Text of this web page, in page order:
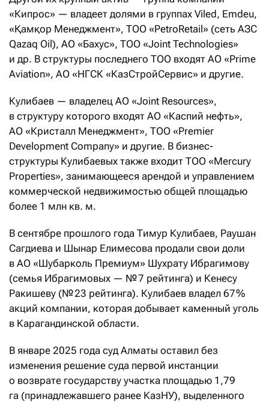
«Кипрос» — владеет долями в группах Viled, Emdeu,
«Қамқор Менеджмент», ТОО «PetroRetail» (сеть АЗС
Qazaq Oil), АО «Бахус», ТОО «Joint Technologies»
и др. В структуры последнего ТОО входят АО «Prime
Aviation», АО «НГСК «КазСтройСервис» и другие.
Кулибаев — владелец АО «Joint Resources»,
в структуру которого входят АО «Каспий нефть»,
АО «Кристалл Менеджмент», ТОО «Premier
Development Company» и другие. В бизнес-
структуры Кулибаевых также входит ТОО «Mercury
Properties», занимающееся арендой и управлением
коммерческой недвижимостью общей площадью
более 1 млн кв. м.
В сентябре прошлого года Тимур Кулибаев, Раушан
Сагдиева и Шынар Елимесова продали свои доли
в АО «Шубарколь Премиум» Шухрату Ибрагимову
(семья Ибрагимовых — № 7 рейтинга) и Кенесу
Ракишеву (№ 23 рейтинга). Кулибаев владел 67 %
акций компании, которая добывает каменный уголь
в Карагандинской области.
В январе 2025 года суд Алматы оставил без
изменения решение суда первой инстанции
о возврате государству участка площадью 1,79
га (принадлежавшего ранее КазНУ), выделенного